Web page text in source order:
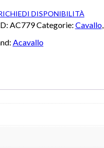
DISPONIBILITÀ
AC779Categorie: Cavallo,
Acavallo